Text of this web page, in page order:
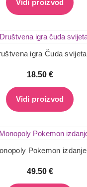
Vidi proizvod
igra Čuda svijeta
18.50 €
Vidi proizvod
Pokemon izdanje
49.50 €